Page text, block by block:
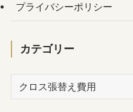
プライバシーポリシー
カテゴリー